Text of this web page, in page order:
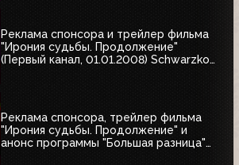
Реклама спонсора и трейлер фильма
"Ирония судьбы. Продолжение"
(Первый канал, 01.01.2008) Schwarzkopf
Реклама спонсора, трейлер фильма
"Ирония судьбы. Продолжение" и
анонс программы "Большая разница"